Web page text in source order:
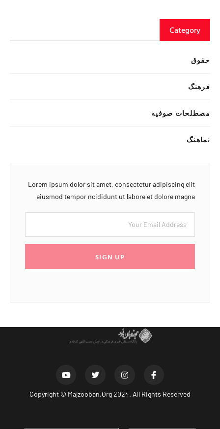
Category
حقوق
فرهنگ
مصطلحات صوفیه
نماهنگ
Lorem ipsum dolor sit amet, consectetur adipiscing elit
eiusmod tempor ncididunt ut labore et dolore magna
SIGN UP
Copyright © Majzooban.Org2024. All Rights Reserved